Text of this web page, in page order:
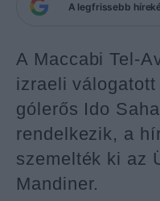
A legfrissebb
A Maccabi Tel-
izraeli
gólerős Ido
rendelkezik, a
szemelték ki az
Mandiner.